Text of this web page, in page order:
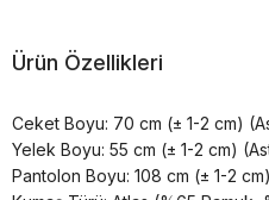
Ürün Özellikleri
Ceket Boyu: 70 cm (± 1-2 cm)
Yelek Boyu: 55 cm (± 1-2 cm)
Pantolon Boyu: 108 cm (± 1-2 cm)